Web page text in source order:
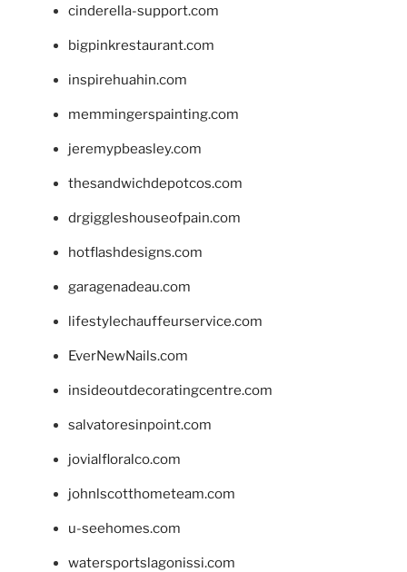
cinderella-support.com
bigpinkrestaurant.com
inspirehuahin.com
memmingerspainting.com
jeremypbeasley.com
thesandwichdepotcos.com
drgiggleshouseofpain.com
hotflashdesigns.com
garagenadeau.com
lifestylechauffeurservice.com
EverNewNails.com
insideoutdecoratingcentre.com
salvatoresinpoint.com
jovialfloralco.com
johnlscotthometeam.com
u-seehomes.com
watersportslagonissi.com